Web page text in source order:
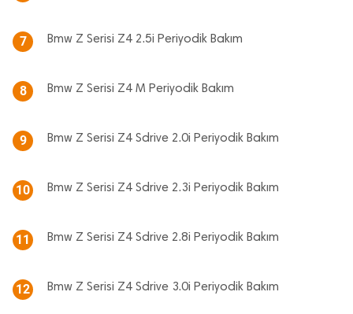
7 Bmw Z Serisi Z4 2.5i Periyodik Bakım
8 Bmw Z Serisi Z4 M Periyodik Bakım
9 Bmw Z Serisi Z4 Sdrive 2.0i Periyodik Bakım
10 Bmw Z Serisi Z4 Sdrive 2.3i Periyodik Bakım
11 Bmw Z Serisi Z4 Sdrive 2.8i Periyodik Bakım
12 Bmw Z Serisi Z4 Sdrive 3.0i Periyodik Bakım